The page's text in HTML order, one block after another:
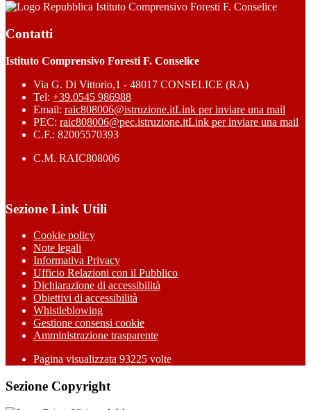
Istituto Comprensivo Foresti F. Conselice
Contatti
Istituto Comprensivo Foresti F. Conselice
Via G. Di Vittorio,1 - 48017 CONSELICE (RA)
Tel: +39.0545 986988
Email: raic808006@istruzione.itLink per inviare una mail
PEC: raic808006@pec.istruzione.itLink per inviare una mail
C.F.: 82005570393
C.M. RAIC808006
Sezione Link Utili
Cookie policy
Note legali
Informativa Privacy
Ufficio Relazioni con il Pubblico
Dichiarazione di accessibilità
Obiettivi di accessibilità
Whistleblowing
Gestione consensi cookie
Amministrazione trasparente
Pagina visualizzata 93225 volte
Sezione Copyright